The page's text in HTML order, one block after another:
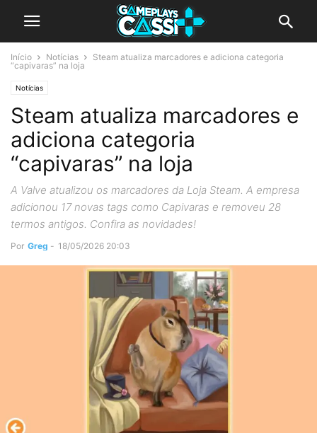
Início Notícias
Steam atualiza marcadores e adiciona categoria
“capivaras” na loja
Notícias
Steam atualiza marcadores e
adiciona categoria
“capivaras” na loja
A Valve atualizou os marcadores da Loja Steam. A empresa
adicionou 17 novas tags como Capivaras e removeu 28
termos antigos. Confira as novidades!
Por Greg - 18/05/2026 20:03